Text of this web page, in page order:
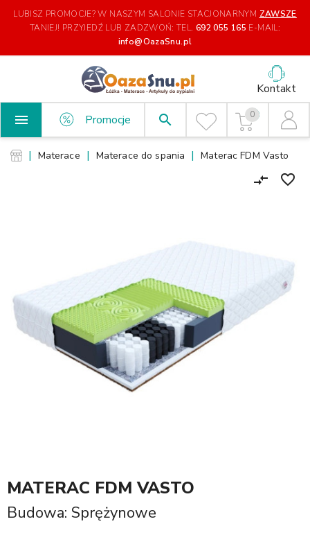
LUBISZ PROMOCJE? W NASZYM SALONIE STACJONARNYM ZAWSZE
TANIEJ! PRZYJEDŹ LUB ZADZWOŃ: TEL. 692 055 165 E-MAIL:
info@OazaSnu.pl
Kontakt
 Promocje search 0
Materace Materace do spania Materac FDM Vasto
favorite_border
compare_arrows
MATERAC FDM VASTO
Budowa: Sprężynowe